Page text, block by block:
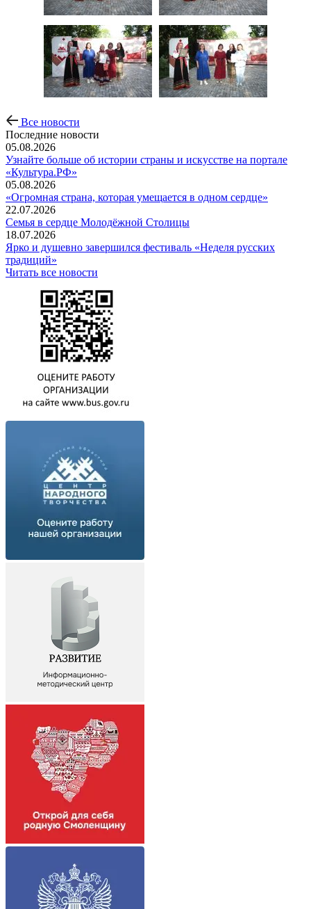
Все новости
Последние новости
05.08.2026
Узнайте больше об истории страны и искусстве на портале
«Культура.РФ»
05.08.2026
«Огромная страна, которая умещается в одном сердце»
22.07.2026
Семья в сердце Молодёжной Столицы
18.07.2026
Ярко и душевно завершился фестиваль «Неделя русских
традиций»
Читать все новости